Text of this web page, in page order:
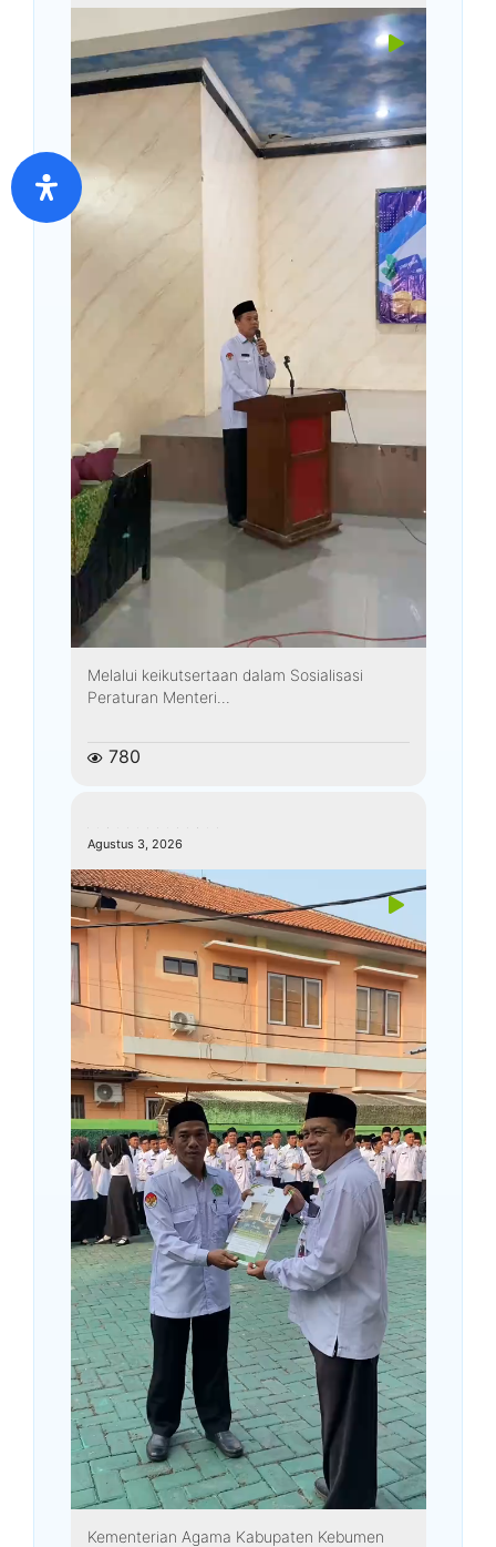
Melalui keikutsertaan dalam Sosialisasi
Peraturan Menteri...
780
Agustus 3, 2026
Kementerian Agama Kabupaten Kebumen